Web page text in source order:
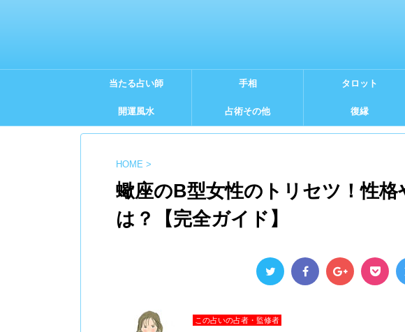
当たる占い師 手相 タロット
開運風水 占術その他 復縁
HOME >
蠍座のB型女性のトリセツ！性格
は？【完全ガイド】
この占いの占者・監修者